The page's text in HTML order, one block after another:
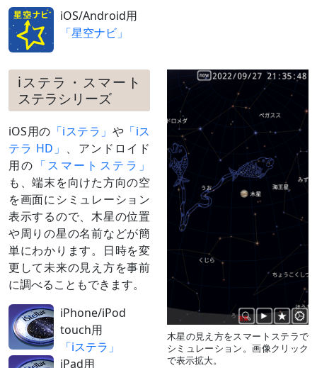
4月12日 合 太陽と同じ方向に来る（見えない）
iOS/Android用
「星空ナビ」
iステラ・スマート
ステラシリーズ
iOS用の 「iステラ」 や 「iス
テラ HD」 、アンドロイド
用の 「スマートステラ」
も、端末を向けた方向の空
を画面にシミュレーション
表示するので、木星の位置
や周りの星の名前などが簡
単にわかります。日時を変
更して未来の見え方を事前
に調べることもできます。
iPhone/iPod
touch用
「iステラ」
iPad用
木星の見え方をスマートステラで
シミュレーション。画像クリック
で表示拡大。